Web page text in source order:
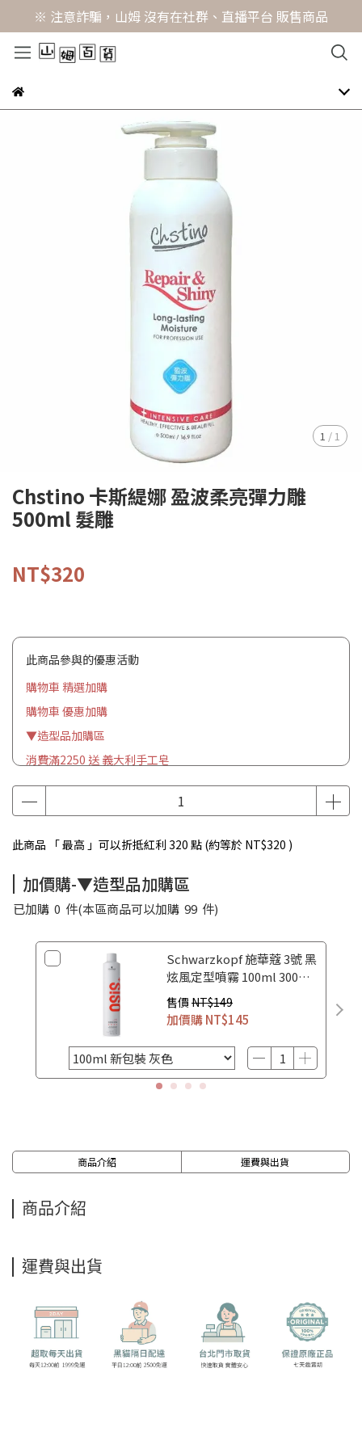
※ 注意詐騙，山姆 沒有在社群、直播平台 販售商品
1 / 1
Chstino 卡斯緹娜 盈波柔亮彈力雕
500ml 髮雕
NT$320
此商品參與的優惠活動
購物車 精選加購
購物車 優惠加購
▼造型品加購區
消費滿2250 送 義大利手工皂
此商品 「 最高 」可以折抵紅利 320 點 (約等於 NT$320 )
加價購-▼造型品加購區
已加購 0 件(本區商品可以加購 99 件)
Schwarzkopf 施華蔻 3號 黑
炫風定型噴霧 100ml 300ml
500ml
售價 NT$149
加價購NT$145
商品介紹 運費與出貨
商品介紹
運費與出貨